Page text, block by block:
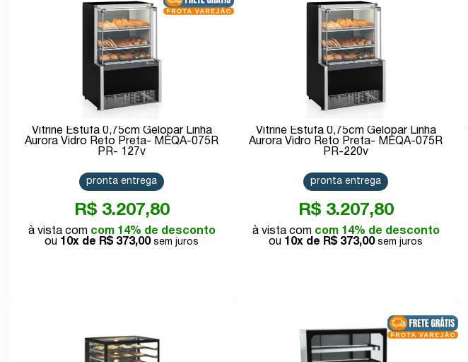
Vitrine Estufa 0,75cm Gelopar Linha
Aurora Vidro Reto Preta- MEQA-075R
PR- 127v
R$ 3.207,80
com 14% de desconto
10x de R$ 373,00
pronta entrega
Vitrine Estufa 0,75cm Gelopar Linha
Aurora Vidro Reto Preta- MEQA-075R
PR-220v
R$ 3.207,80
com 14% de desconto
10x de R$ 373,00
pronta entrega